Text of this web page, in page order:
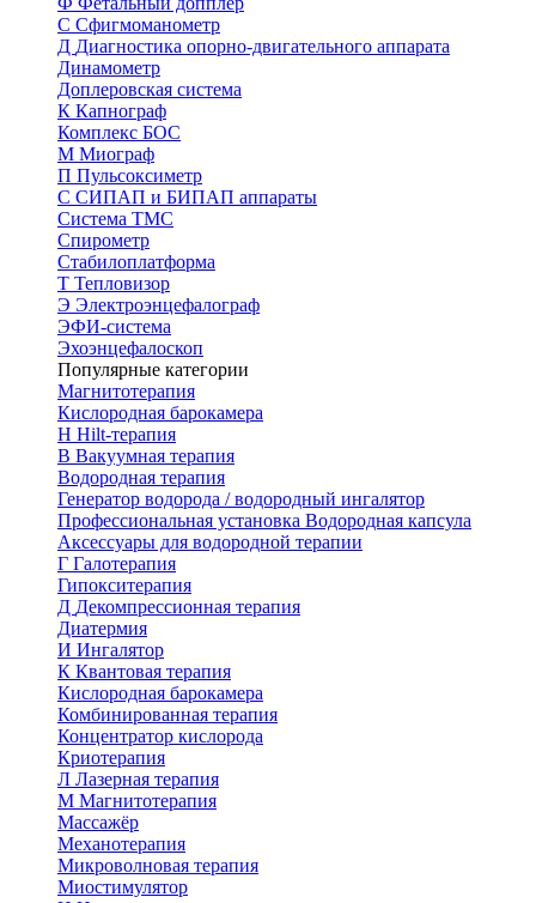
C Cфигмоманометр
Д Диагностика опорно-двигательного аппарата
Динамометр
Доплеровская система
К Капнограф
Комплекс БОС
М Миограф
П Пульсоксиметр
С СИПАП и БИПАП аппараты
Система ТМС
Спирометр
Стабилоплатформа
Т Тепловизор
Э Электроэнцефалограф
ЭФИ-система
Эхоэнцефалоскоп
Популярные категории
Магнитотерапия
Кислородная барокамера
H Hilt-терапия
В Вакуумная терапия
Водородная терапия
Генератор водорода / водородный ингалятор
Профессиональная установка Водородная капсула
Аксессуары для водородной терапии
Г Галотерапия
Гипокситерапия
Д Декомпрессионная терапия
Диатермия
И Ингалятор
К Квантовая терапия
Кислородная барокамера
Комбинированная терапия
Концентратор кислорода
Криотерапия
Л Лазерная терапия
М Магнитотерапия
Массажёр
Механотерапия
Микроволновая терапия
Миостимулятор